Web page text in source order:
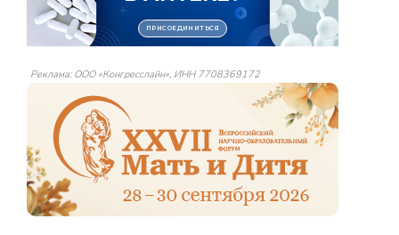
Реклама: ООО «Конгресслайн», ИНН 7708369172